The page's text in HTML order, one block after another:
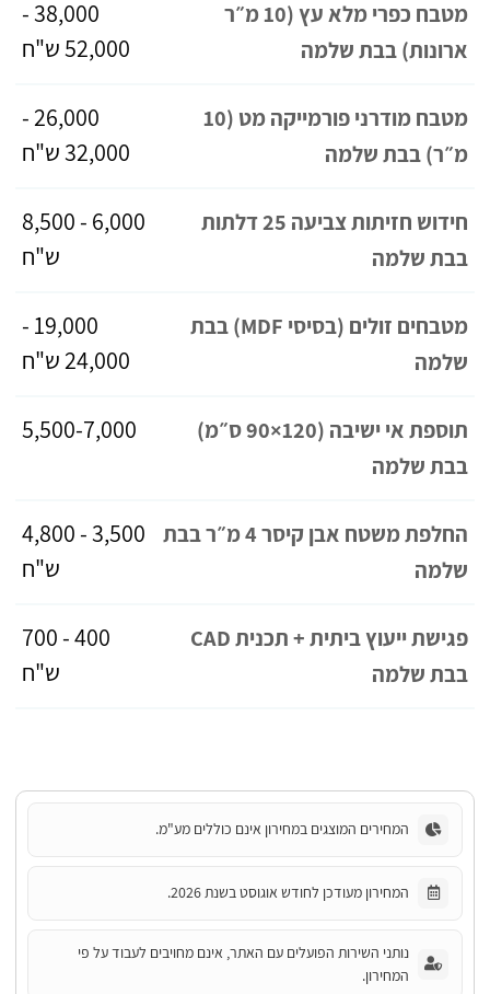
מטבח כפרי מלא עץ (10 מ״ר
ארונות) בבת שלמה
38,000 -
52,000 ש"ח
מטבח מודרני פורמייקה מט (10
מ״ר) בבת שלמה
26,000 -
32,000 ש"ח
חידוש חזיתות צביעה 25 דלתות
בבת שלמה
6,000 - 8,500
ש"ח
מטבחים זולים (בסיסי MDF) בבת
שלמה
19,000 -
24,000 ש"ח
תוספת אי ישיבה (120×90 ס״מ)
בבת שלמה
5,500-7,000
החלפת משטח אבן קיסר 4 מ״ר בבת
שלמה
3,500 - 4,800
ש"ח
פגישת ייעוץ ביתית + תכנית CAD
בבת שלמה
400 - 700
ש"ח
המחירים המוצגים במחירון אינם כוללים מע"מ.
המחירון מעודכן לחודש אוגוסט בשנת 2026.
נותני השירות הפועלים עם האתר, אינם מחויבים לעבוד על פי
המחירון.